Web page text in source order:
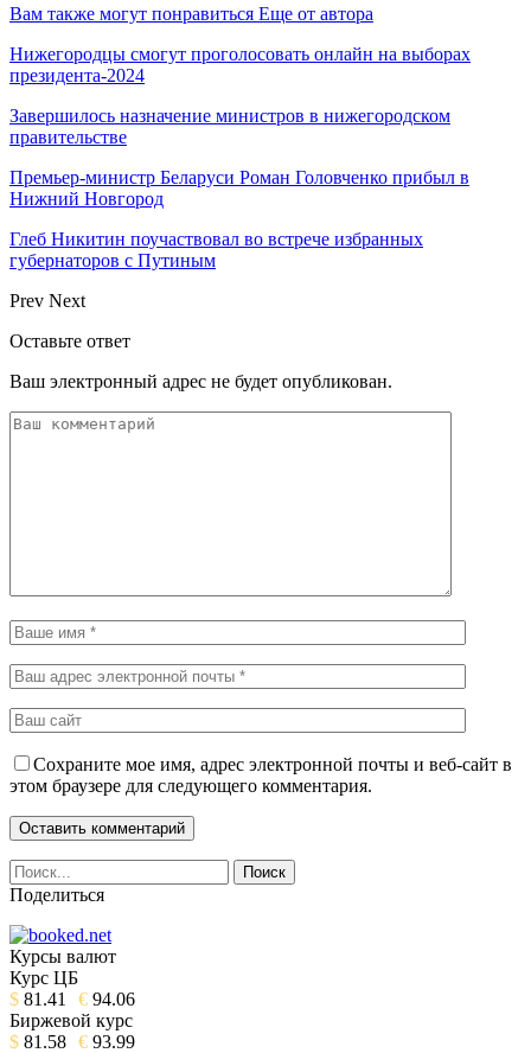
Вам также могут понравиться Еще от автора
Нижегородцы смогут проголосовать онлайн на выборах
президента-2024
Завершилось назначение министров в нижегородском
правительстве
Премьер-министр Беларуси Роман Головченко прибыл в
Нижний Новгород
Глеб Никитин поучаствовал во встрече избранных
губернаторов с Путиным
Prev Next
Оставьте ответ
Ваш электронный адрес не будет опубликован.
Сохраните мое имя, адрес электронной почты и веб-сайт в
этом браузере для следующего комментария.
Поделиться
Курсы валют
Курс ЦБ
$ 81.41 € 94.06
Биржевой курс
$ 81.58 € 93.99